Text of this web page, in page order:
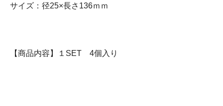
サイズ：径25×長さ136ｍｍ
【商品内容】１SET 4個入り